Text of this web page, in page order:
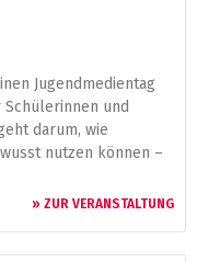
Jugendmedientag
Schülerinnen und
darum, wie
nutzen können –
» ZUR VERANSTALTUNG